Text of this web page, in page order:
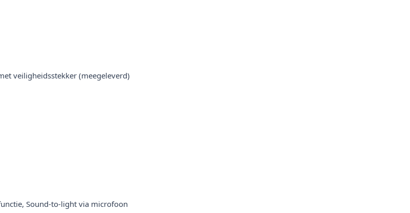
veiligheidsstekker (meegeleverd)
Sound-to-light via microfoon